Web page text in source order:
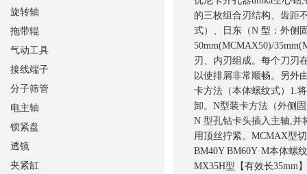
的三枚组合刃结构、齿距
式）、日东（N 型：外侧
50mm(MCMAX50)/
刃、内刃组成。每个刀刃
以使排屑非常顺畅。另外
卡方法（本体螺纹式）1.
卸。N型装卡方法（外侧
N 型孔钻卡头插入主轴,并
用顶丝拧紧。MCMAX型
BM40Y BM60Y·M本体螺
MX35H型【有效长35mm
旋转轴
拖带辊
气动工具
接线端子
分子筛管
电主轴
锁紧盘
透镜
夹紧缸